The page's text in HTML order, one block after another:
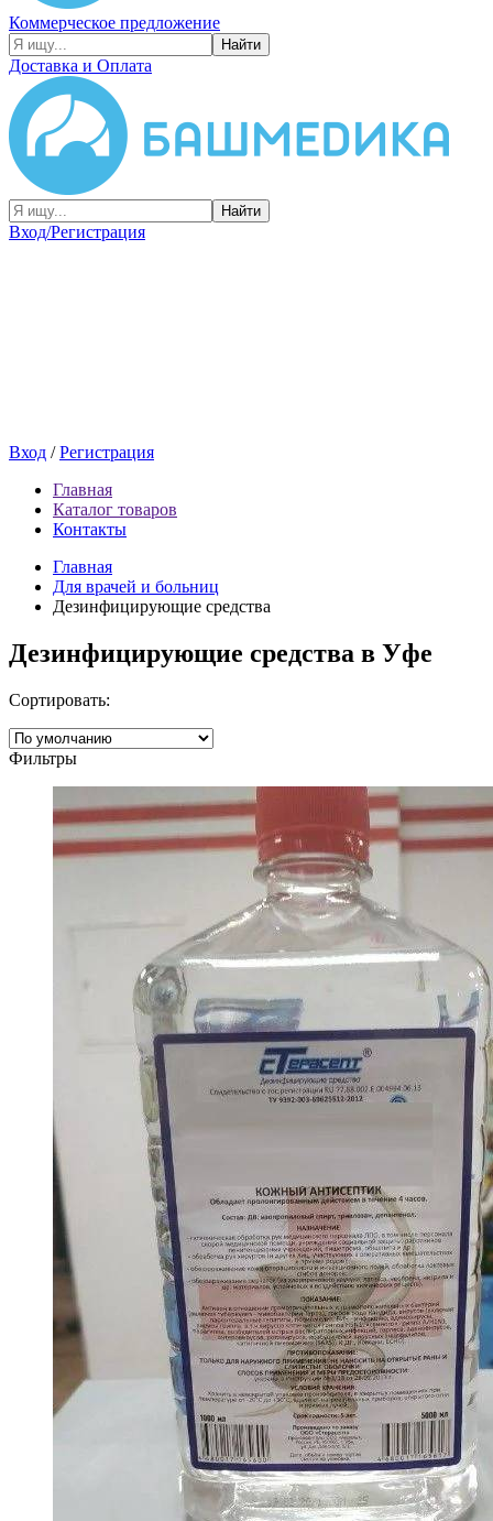
Коммерческое предложение
Найти
Доставка и Оплата
Найти
Вход/Регистрация
Вход /Регистрация
Главная
Каталог товаров
Контакты
Главная
Для врачей и больниц
Дезинфицирующие средства
Дезинфицирующие средства в Уфе
Сортировать:
Фильтры